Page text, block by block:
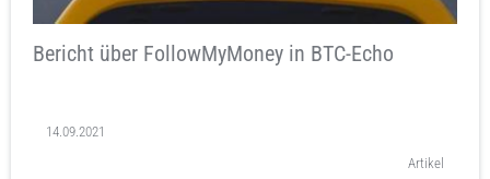
Bericht über FollowMyMoney in BTC-Echo
14.09.2021
Artikel